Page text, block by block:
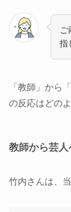
ご
指
「教師」から
の反応はどの
教師から芸
竹内さんは、